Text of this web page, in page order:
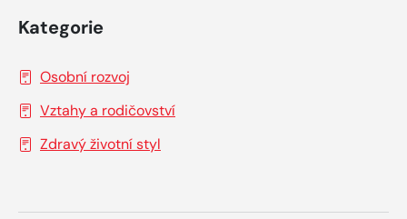
Kategorie
Osobní rozvoj
Vztahy a rodičovství
Zdravý životní styl